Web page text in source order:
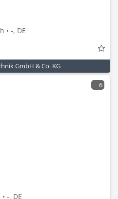
• -, DE
GmbH & Co. KG
6
-, DE